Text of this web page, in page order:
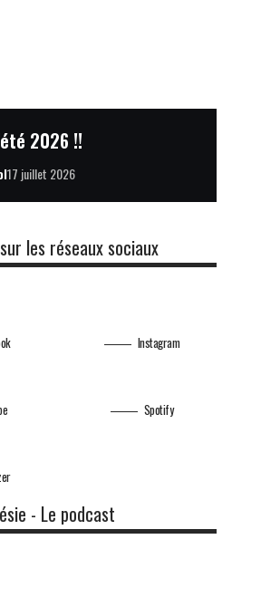
2026 !!
17 juillet 2026
les réseaux sociaux
Instagram
Spotify
- Le podcast